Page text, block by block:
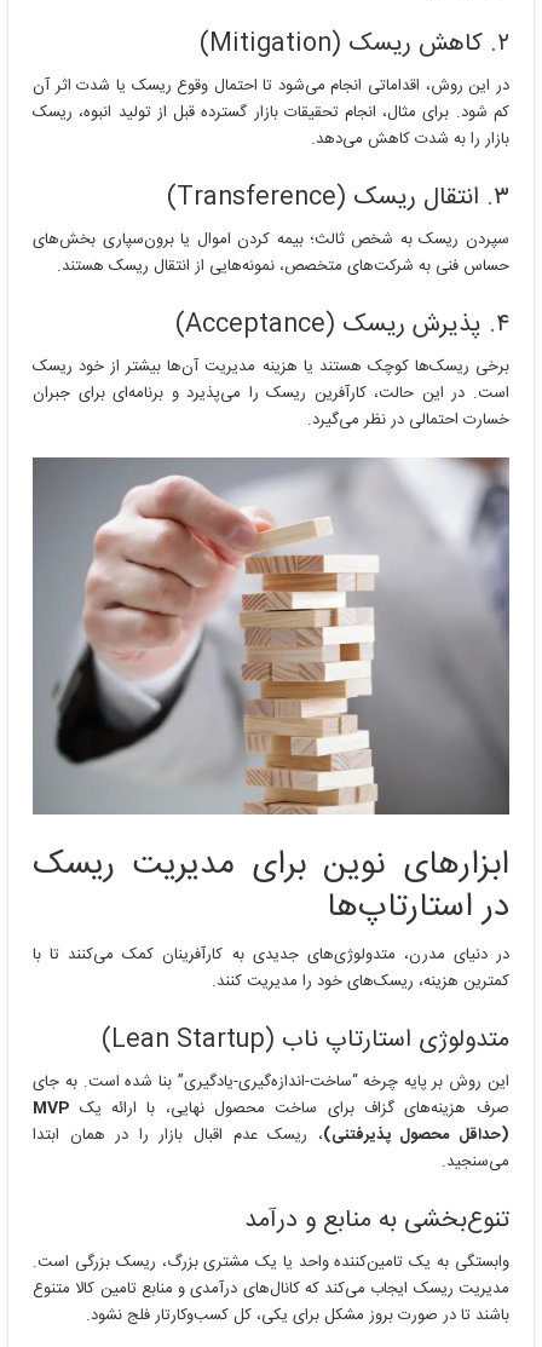
۲. کاهش ریسک (Mitigation)
در این روش، اقداماتی انجام می‌شود تا احتمال وقوع ریسک یا شدت اثر آن
کم شود. برای مثال، انجام تحقیقات بازار گسترده قبل از تولید انبوه، ریسک
بازار را به شدت کاهش می‌دهد.
۳. انتقال ریسک (Transference)
سپردن ریسک به شخص ثالث؛ بیمه کردن اموال یا برون‌سپاری بخش‌های
حساس فنی به شرکت‌های متخصص، نمونه‌هایی از انتقال ریسک هستند.
۴. پذیرش ریسک (Acceptance)
برخی ریسک‌ها کوچک هستند یا هزینه مدیریت آن‌ها بیشتر از خود ریسک
است. در این حالت، کارآفرین ریسک را می‌پذیرد و برنامه‌ای برای جبران
خسارت احتمالی در نظر می‌گیرد.
ابزارهای نوین برای مدیریت ریسک
در استارتاپ‌ها
در دنیای مدرن، متدولوژی‌های جدیدی به کارآفرینان کمک می‌کنند تا با
کمترین هزینه، ریسک‌های خود را مدیریت کنند.
متدولوژی استارتاپ ناب (Lean Startup)
این روش بر پایه چرخه “ساخت-اندازه‌گیری-یادگیری” بنا شده است. به جای
صرف هزینه‌های گزاف برای ساخت محصول نهایی، با ارائه یک MVP
(حداقل محصول پذیرفتنی)، ریسک عدم اقبال بازار را در همان ابتدا
می‌سنجید.
تنوع‌بخشی به منابع و درآمد
وابستگی به یک تامین‌کننده واحد یا یک مشتری بزرگ، ریسک بزرگی است.
مدیریت ریسک ایجاب می‌کند که کانال‌های درآمدی و منابع تامین کالا متنوع
باشند تا در صورت بروز مشکل برای یکی، کل کسب‌وکارتار فلج نشود.